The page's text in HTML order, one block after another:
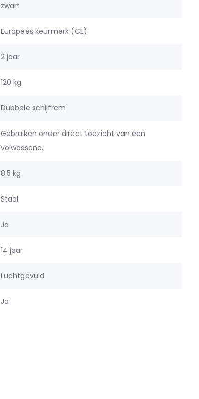
zwart
Europees keurmerk (CE)
2 jaar
120 kg
Dubbele schijfrem
Gebruiken onder direct toezicht van een
volwassene.
8.5 kg
Staal
Ja
14 jaar
Luchtgevuld
Ja